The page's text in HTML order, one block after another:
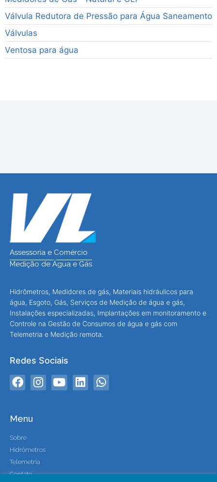
Válvula Redutora de Pressão para Água Saneamento
Válvulas
Ventosa para água
Assessoria e Comércio
Medição de Água e Gás
Hidrômetros, Medidores de gás, Materiais hidráulicos para
água, Esgoto, Gás, Serviços de Medição de água e gás,
Instalações especializadas, Implantações em monitoramento e
Controle na Gestão de Consumos de água e gás com
Telemetria e Medição remota.
Redes Sociais
Menu
Sobre
Hidrômetros
Telemetria
Contato